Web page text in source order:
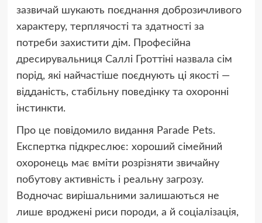
зазвичай шукають поєднання доброзичливого
характеру, терплячості та здатності за
потреби захистити дім. Професійна
дресирувальниця Саллі Гроттіні назвала сім
порід, які найчастіше поєднують ці якості —
відданість, стабільну поведінку та охоронні
інстинкти.
Про це повідомило видання Parade Pets.
Експертка підкреслює: хороший сімейний
охоронець має вміти розрізняти звичайну
побутову активність і реальну загрозу.
Водночас вирішальними залишаються не
лише вроджені риси породи, а й соціалізація,